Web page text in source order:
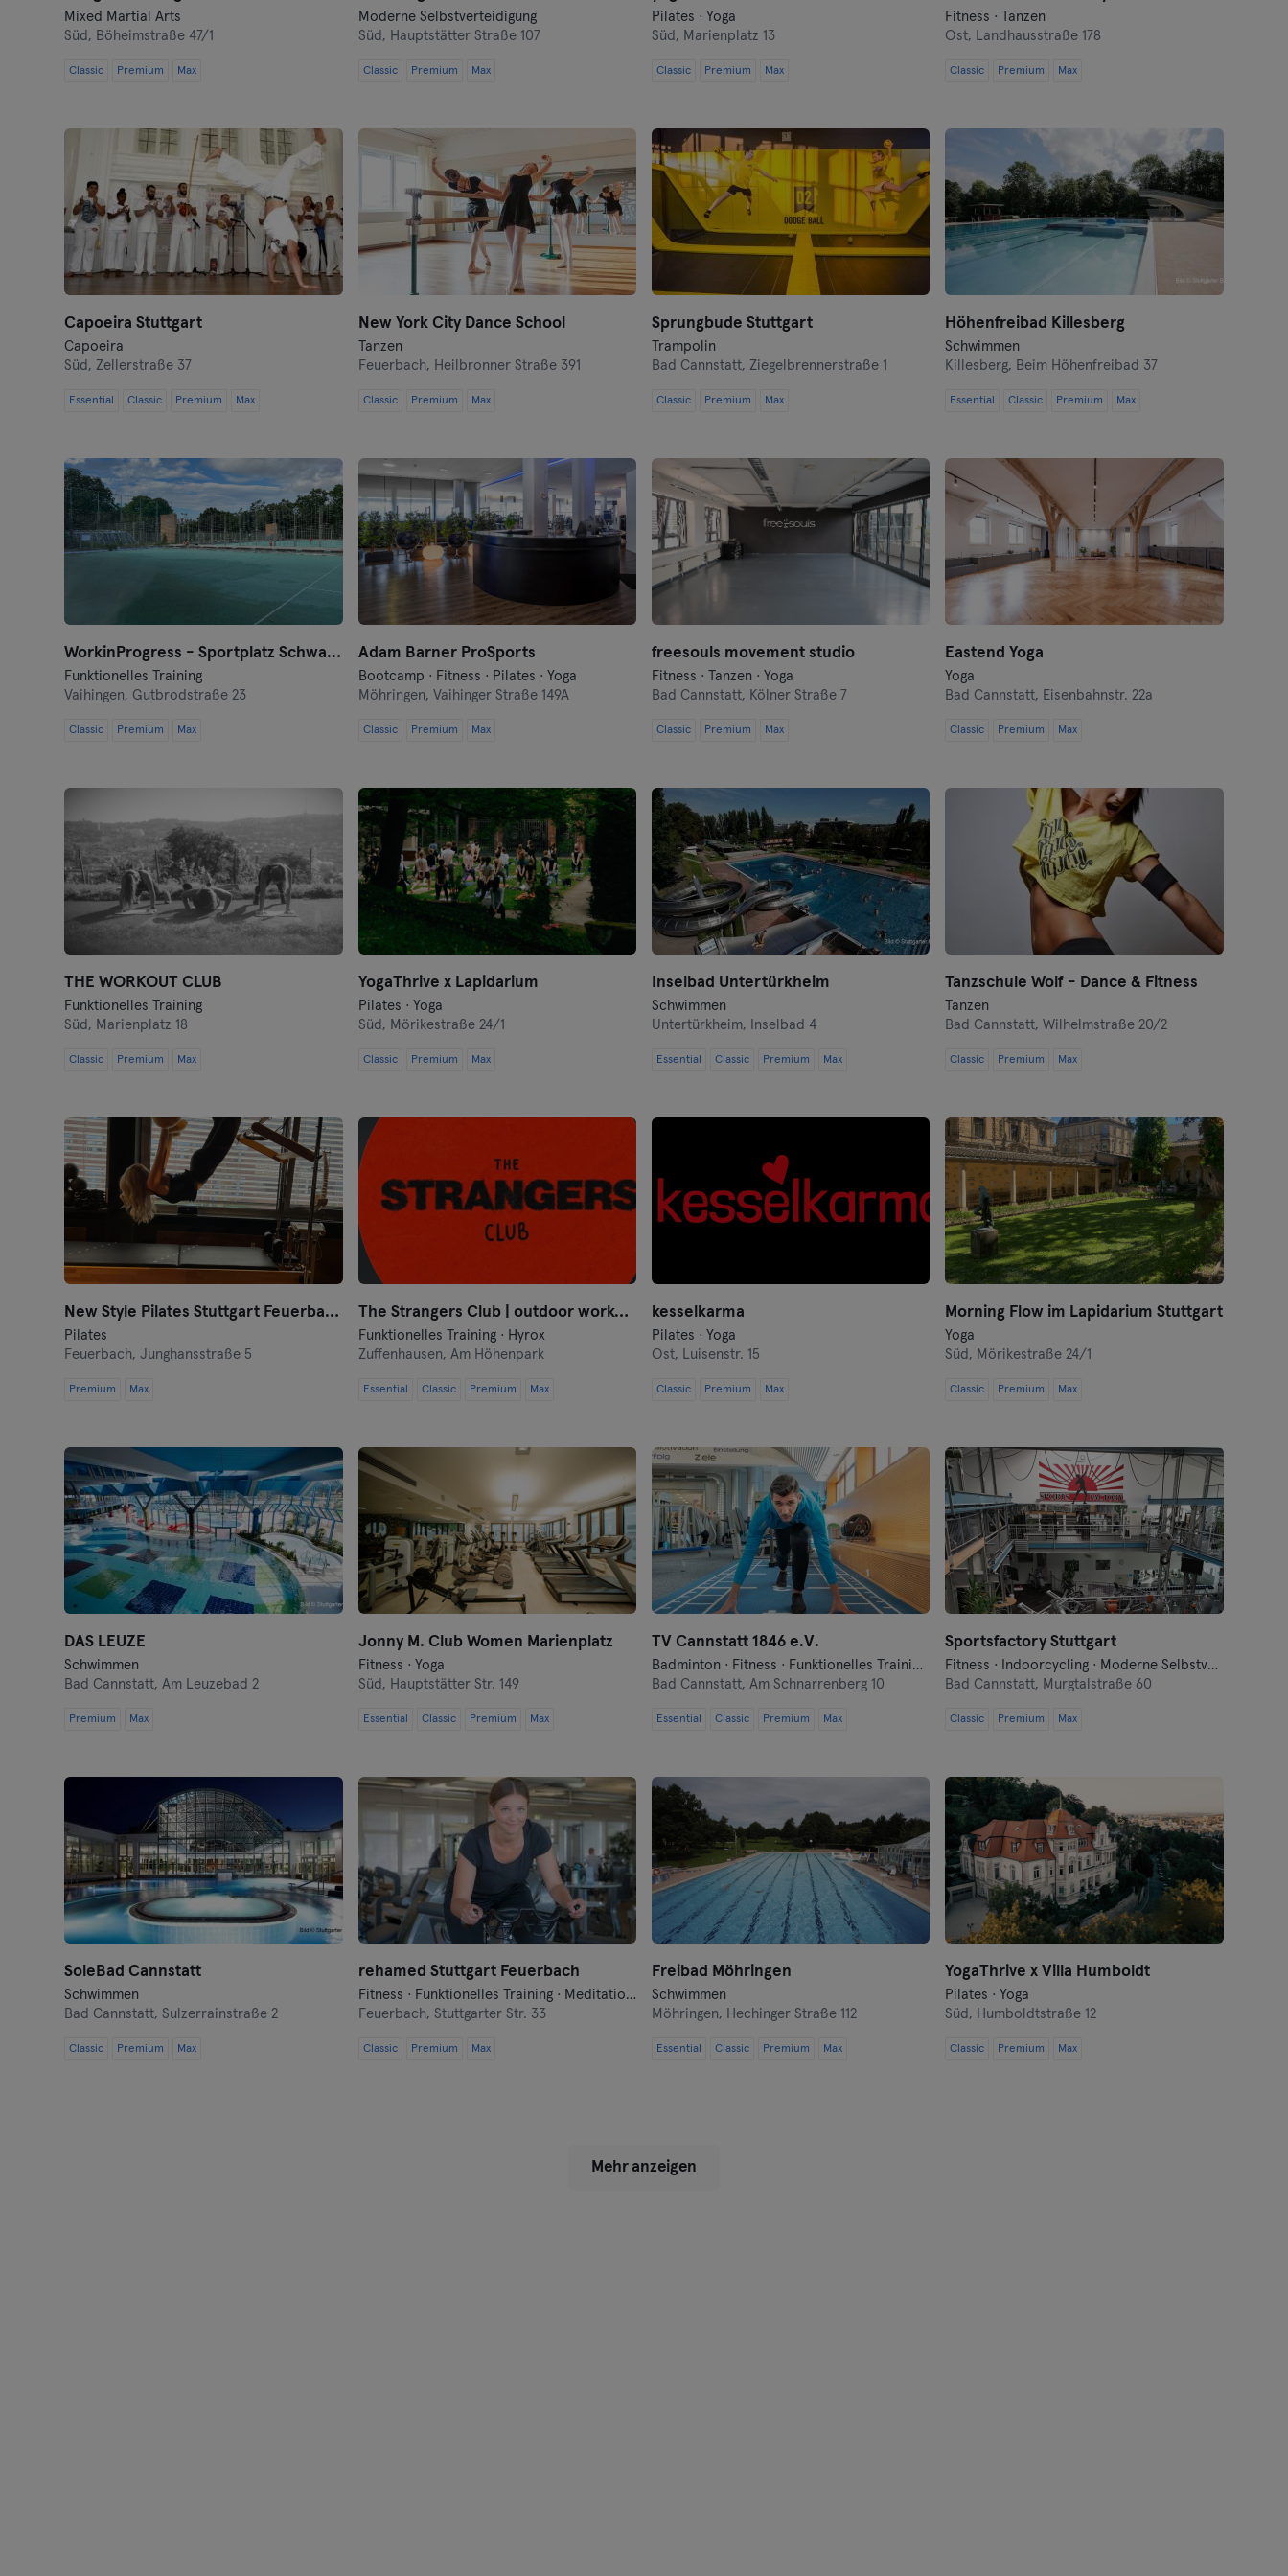
Mixed Martial Arts
Süd, Böheimstraße 47/1
Classic Premium Max
Moderne Selbstverteidigung
Süd, Hauptstätter Straße 107
Classic Premium Max
Pilates · Yoga
Süd, Marienplatz 13
Classic Premium Max
Fitness · Tanzen
Ost, Landhausstraße 178
Classic Premium Max
Capoeira Stuttgart
Capoeira
Süd,Zellerstraße 37
Essential Classic Premium Max
New York City Dance School
Tanzen
Feuerbach, Heilbronner Straße 391
Classic Premium Max
Sprungbude Stuttgart
Trampolin
Bad Cannstatt, Ziegelbrennerstraße 1
Classic Premium Max
Höhenfreibad Killesberg
Schwimmen
Killesberg, Beim Höhenfreibad 37
Essential Classic Premium Max
WorkinProgress - Sportplatz Schwab-/Bebelstraße
Funktionelles Training
Vaihingen, Gutbrodstraße 23
Classic Premium Max
Adam Barner ProSports
Bootcamp · Fitness · Pilates · Yoga
Möhringen, Vaihinger Straße 149A
Classic Premium Max
freesouls movement studio
Fitness · Tanzen · Yoga
Bad Cannstatt, Kölner Straße 7
Classic Premium Max
Eastend Yoga
Yoga
Bad Cannstatt, Eisenbahnstr. 22a
Classic Premium Max
THE WORKOUT CLUB
Funktionelles Training
Süd, Marienplatz 18
Classic Premium Max
YogaThrive x Lapidarium
Pilates · Yoga
Süd, Mörikestraße 24/1
Classic Premium Max
Inselbad Untertürkheim
Schwimmen
Untertürkheim,
Inselbad 4
Essential Classic Premium Max
Tanzschule Wolf - Dance & Fitness
Tanzen
Bad Cannstatt,Wilhelmstraße 20/2
Classic Premium Max
New Style Pilates Stuttgart Feuerbach
Pilates
Feuerbach,Junghansstraße 5
Premium Max
The Strangers Club | outdoor workouts
Funktionelles Training · Hyrox
Zuffenhausen, Am Höhenpark
Essential Classic Premium Max
kesselkarma
Pilates · Yoga
Ost, Luisenstr. 15
Classic Premium Max
Morning Flow im Lapidarium Stuttgart
Yoga
Süd, Mörikestraße 24/1
Classic Premium Max
DAS LEUZE
Schwimmen
Bad Cannstatt,Am Leuzebad 2
Premium Max
Jonny M. Club Women Marienplatz
Fitness · Yoga
Süd, Hauptstätter Str. 149
Essential Classic Premium Max
TV Cannstatt 1846 e.V.
Badminton · Fitness · Funktionelles Training · Indoorcycling · Pilates · Qi Gong und Tai Chi · Sauna · Tennis · Yoga
Bad Cannstatt, Am Schnarrenberg 10
Essential Classic Premium Max
Sportsfactory Stuttgart
Fitness · Indoorcycling · Moderne Selbstverteidigung · Pilates · Tanzen · Trampolin · Yoga
Bad Cannstatt, Murgtalstraße 60
Classic Premium Max
SoleBad Cannstatt
Schwimmen
Bad Cannstatt,Sulzerrainstraße 2
Classic Premium Max
rehamed Stuttgart Feuerbach
Fitness · Funktionelles Training · Meditation · Qi Gong und Tai Chi · Yoga
Feuerbach, Stuttgarter Str. 33
Classic Premium Max
Freibad Möhringen
Schwimmen
Möhringen, Hechinger Straße 112
Essential Classic Premium Max
YogaThrive x Villa Humboldt
Pilates · Yoga
Süd, Humboldtstraße 12
Classic Premium Max
Mehr anzeigen
Cottbus
Dresden
Duisburg
Düsseldorf
Erfurt
Frankfurt an der Oder
Freiburg
Göppingen
Halle
Hamburg
Hannover
Heidelberg
Heidenheim
Hof
Kleve
Konstanz
Landshut
Magdeburg
Mainz
Mannheim
Mönchengladbach
München
Oberhausen
Passau
Potsdam
Ravensburg
Regensburg
Reutlingen